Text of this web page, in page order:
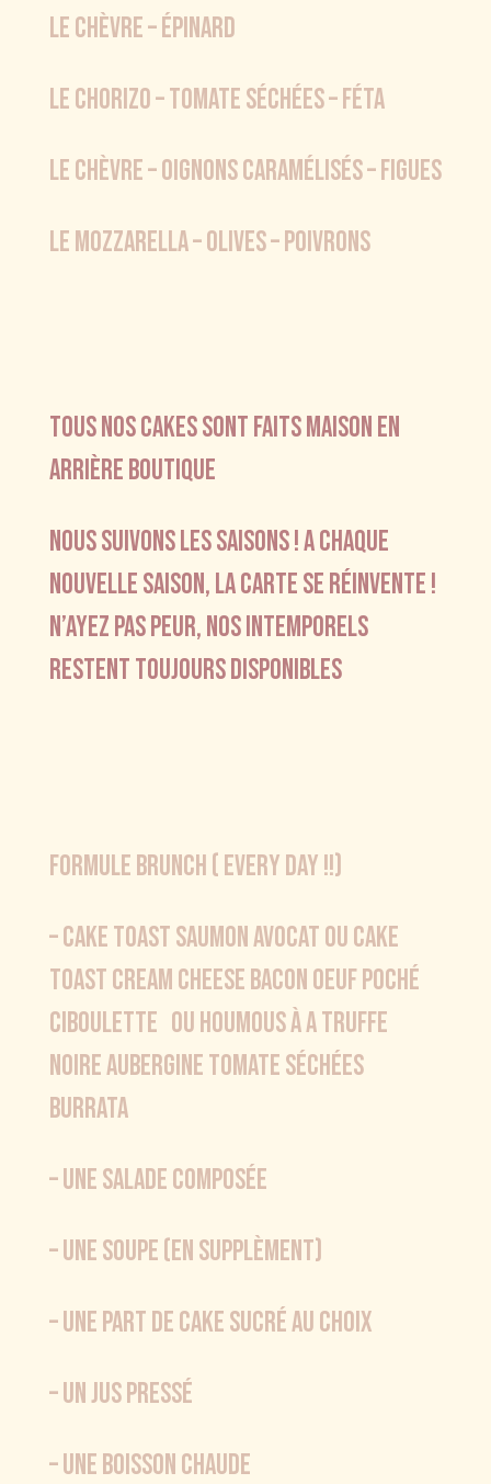
le Chèvre – épinard
le chorizo – tomate sÉCHÉES – FÉTA
lE CHÈVRE – Oignons caramÉLISÉS – Figues
Le Mozzarella – olives – poivrons
Tous nos cakes sont faits maison en
arrière boutique
Nous suivons les saisons ! A chaque
nouvelle saison, la carte se réinvente !
n’ayez pas peur, nos intemporels
restent toujours disponibles
FORMULE BRUNCH ( EVERY DAY !!)
– CAKE TOAST SAUMON AVOCAT ou cake
toast cream cheese bacon oeuf poché
ciboulette ou HOUMOUS À A TRUFFE
NOIRE AUBERGINE TOMATE SÉCHÉES
burrata
– UNE SALADE COMPOSÉE
– une soupe (en supplÈment)
– UNE PART DE CAKE SUCRÉ AU CHOIX
– UN JUS PRESSÉ
– UNE BOISSON CHAUDE